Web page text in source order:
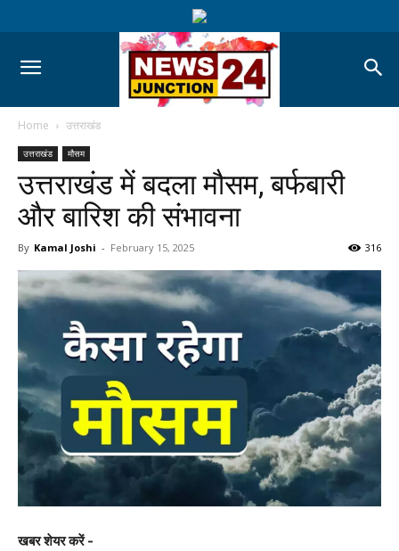
Home उत्तराखंड
उत्तराखंड मौसम
उत्तराखंड में बदला मौसम, बर्फबारी
और बारिश की संभावना
By Kamal Joshi - February 15, 2025 316
खबर शेयर करें -